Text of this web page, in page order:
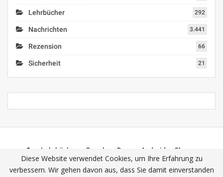
Lehrbücher 292
Nachrichten 3.441
Rezension 66
Sicherheit 21
Lehrbücher Google Docs Android
Chrome
Diese Website verwendet Cookies, um Ihre Erfahrung zu
verbessern. Wir gehen davon aus, dass Sie damit einverstanden